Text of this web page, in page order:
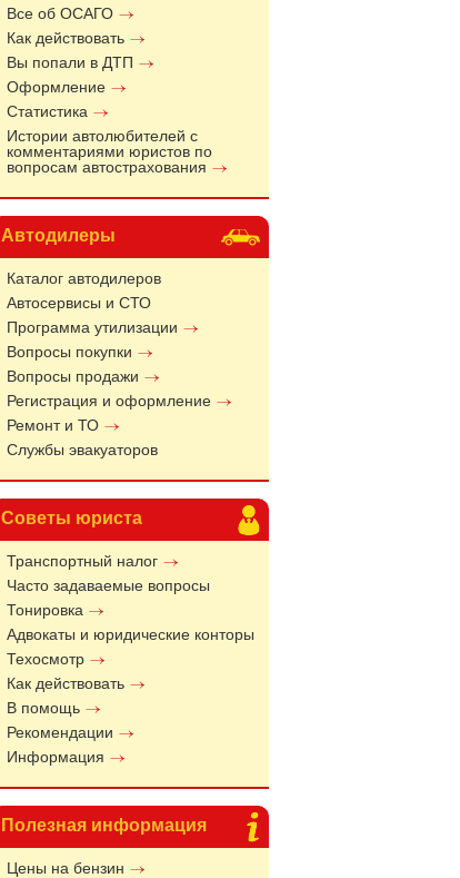
Все об ОСАГО
Как действовать
Вы попали в ДТП
Оформление
Статистика
Истории автолюбителей с
комментариями юристов по
вопросам автострахования
Автодилеры
Каталог автодилеров
Автосервисы и СТО
Программа утилизации
Вопросы покупки
Вопросы продажи
Регистрация и оформление
Ремонт и ТО
Службы эвакуаторов
Советы юриста
Транспортный налог
Часто задаваемые вопросы
Тонировка
Адвокаты и юридические конторы
Техосмотр
Как действовать
В помощь
Рекомендации
Информация
Полезная информация
Цены на бензин